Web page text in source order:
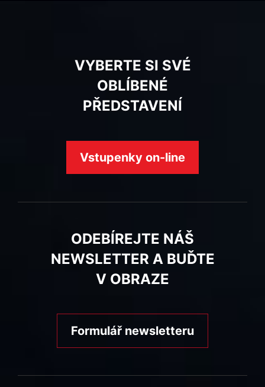
VYBERTE SI SVÉ
OBLÍBENÉ
PŘEDSTAVENÍ
Vstupenky on-line
ODEBÍREJTE NÁŠ
NEWSLETTER A BUĎTE
V OBRAZE
Formulář newsletteru